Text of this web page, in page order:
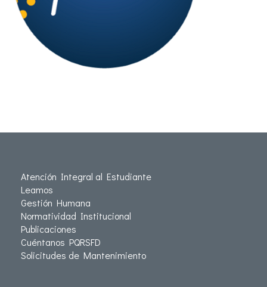
Atención Integral al Estudiante
Leamos
Gestión Humana
Normatividad Institucional
Publicaciones
Cuéntanos PQRSFD
Solicitudes de Mantenimiento